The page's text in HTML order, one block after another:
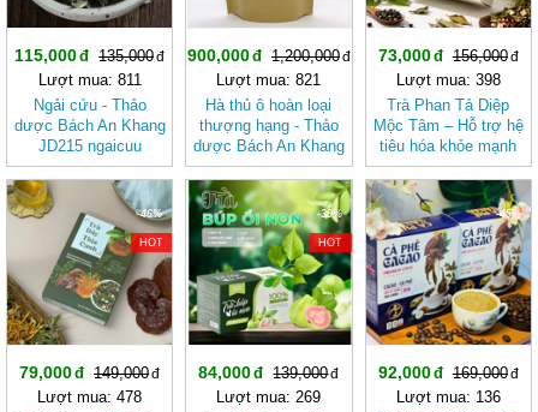
115,000
135,000
Lượt mua: 811
Ngải cứu - Thảo
dược Bách An Khang
JD215 ngaicuu
900,000
1,200,000
Lượt mua: 821
Hà thủ ô hoàn loại
thượng hạng - Thảo
dược Bách An Khang
JD220 hathuohoan
73,000
156,000
Lượt mua: 398
Trà Phan Tả Diệp
Mộc Tâm – Hỗ trợ hệ
tiêu hóa khỏe mạnh
-46%
HOT
79,000
149,000
Lượt mua: 478
-39%
HOT
84,000
139,000
Lượt mua: 269
-45%
92,000
169,000
Lượt mua: 136